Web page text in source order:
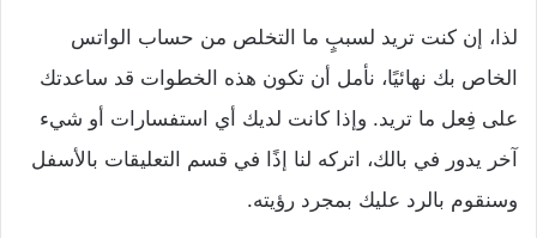
لذا، إن كنت تريد لسببٍ ما التخلص من حساب الواتس
الخاص بك نهائيًا، نأمل أن تكون هذه الخطوات قد ساعدتك
على فِعل ما تريد. وإذا كانت لديك أي استفسارات أو شيء
آخر يدور في بالك، اتركه لنا إذًا في قسم التعليقات بالأسفل
وسنقوم بالرد عليك بمجرد رؤيته.